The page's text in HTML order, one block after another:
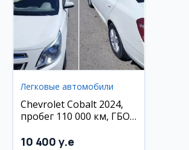
Легковые автомобили
Chevrolet Cobalt 2024,
пробег 110 000 км, ГБО
10 400 y.e